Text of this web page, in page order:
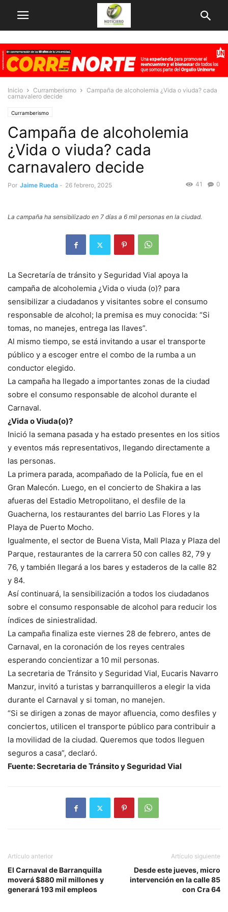
Inicio Curramberismo
Campaña de alcoholemia ¿Vida o viuda? cada
carnavalero decide
Curramberismo
Campaña de alcoholemia
¿Vida o viuda? cada
carnavalero decide
Por Jaime Rueda - 26 febrero, 2025 0
41
La campaña ha sensibilizado en 7 días a 6 mil personas en la ciudad.
La Secretaría de tránsito y Seguridad Vial apoya la
campaña de alcoholemia ¿Vida o viuda (o)? para
sensibilizar a ciudadanos y visitantes sobre el consumo
responsable de alcohol; la premisa es muy conocida: “Si
tomas, no manejes, entrega las llaves”.
Al mismo tiempo, se está invitando a usar el transporte
público y a escoger entre el combo de la rumba a un
conductor elegido.
La campaña ha llegado a importantes zonas de la ciudad
sobre el consumo responsable de alcohol durante el
Carnaval.
¿Vida o Viuda(o)?
Inició la semana pasada y ha estado presentes en los sitios
y eventos más representativos, llegando directamente a
las personas.
La primera parada, acompañado de la Policía, fue en el
Gran Malecón. Luego, en el concierto de Shakira a las
afueras del Estadio Metropolitano, el desfile de la
Guacherna, los restaurantes del barrio Las Flores y la
Playa de Puerto Mocho.
Igualmente, el sector de Buena Vista, Mall Plaza y Plaza del
Parque, restaurantes de la carrera 50 con calles 82, 79 y
76, y también llegará a los bares y estaderos de la calle 82
y 84.
Así continuará, la sensibilización a todos los ciudadanos
sobre el consumo responsable de alcohol para reducir los
índices de siniestralidad.
La campaña finaliza este viernes 28 de febrero, antes de
Carnaval, en la coronación de los reyes centrales
esperando concientizar a 10 mil personas.
La secretaria de Tránsito y Seguridad Vial, Eucaris Navarro
Manzur, invitó a turistas y barranquilleros a elegir la vida
durante el Carnaval y si toman, no manejen.
“Si se dirigen a zonas de mayor afluencia, como desfiles y
conciertos, utilicen el transporte público para contribuir a
la movilidad de la ciudad. Queremos que todos lleguen
seguros a casa”, declaró.
Fuente: Secretaria de Tránsito y Seguridad Vial
Artículo anterior
El Carnaval de Barranquilla
moverá $880 mil millones y
generará 193 mil empleos
Artículo siguiente
Desde este jueves, micro
intervención en la calle 85
con Cra 64